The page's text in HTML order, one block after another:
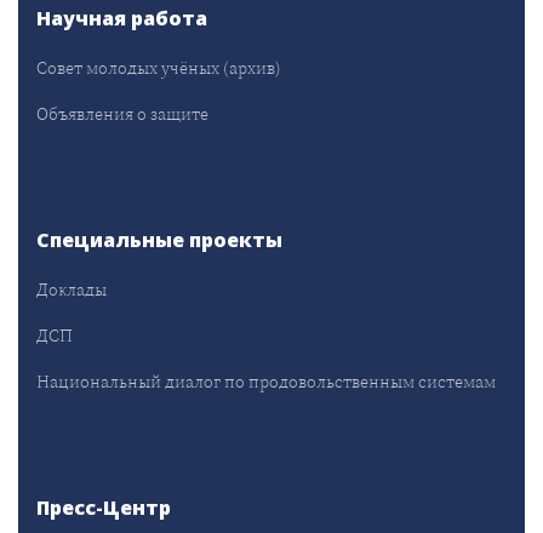
Научная работа
Совет молодых учёных (архив)
Объявления о защите
Специальные проекты
Доклады
ДСП
Национальный диалог по продовольственным системам
Пресс-Центр